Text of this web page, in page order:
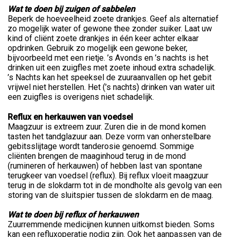
Wat te doen bij zuigen of sabbelen
Beperk de hoeveelheid zoete drankjes. Geef als alternatief
zo mogelijk water of gewone thee zonder suiker. Laat uw
kind of cliënt zoete drankjes in één keer achter elkaar
opdrinken. Gebruik zo mogelijk een gewone beker,
bijvoorbeeld met een rietje. ’s Avonds en ’s nachts is het
drinken uit een zuigfles met zoete inhoud extra schadelijk.
’s Nachts kan het speeksel de zuuraanvallen op het gebit
vrijwel niet herstellen. Het (’s nachts) drinken van water uit
een zuigfles is overigens niet schadelijk.
Reflux en herkauwen van voedsel
Maagzuur is extreem zuur. Zuren die in de mond komen
tasten het tandglazuur aan. Deze vorm van onherstelbare
gebitsslijtage wordt tanderosie genoemd. Sommige
cliënten brengen de maaginhoud terug in de mond
(rumineren of herkauwen) of hebben last van spontane
terugkeer van voedsel (reflux). Bij reflux vloeit maagzuur
terug in de slokdarm tot in de mondholte als gevolg van een
storing van de sluitspier tussen de slokdarm en de maag.
Wat te doen bij reflux of herkauwen
Zuurremmende medicijnen kunnen uitkomst bieden. Soms
kan een refluxoperatie nodig zijn. Ook het aanpassen van de